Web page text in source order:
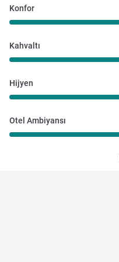
Konfor
Kahvaltı
Hijyen
Otel Ambiyansı